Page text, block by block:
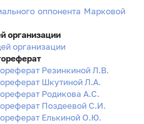
оппонента Марковой
организации
организации
Резинкиной Л.В.
Шкутиной Л.А.
Родикова А.С.
Поздеевой С.И.
Елькиной О.Ю.